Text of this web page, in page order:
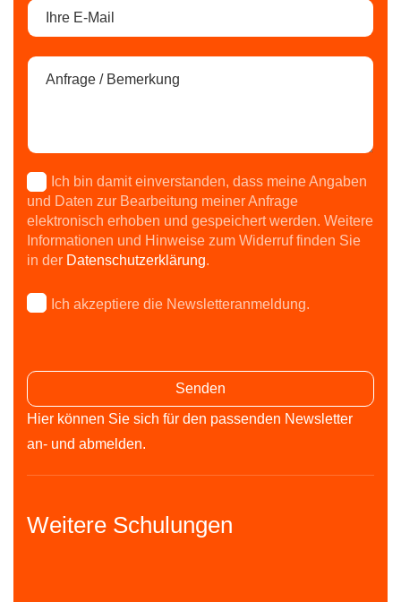
Ich bin damit einverstanden, dass meine Angaben
und Daten zur Bearbeitung meiner Anfrage
elektronisch erhoben und gespeichert werden. Weitere
Informationen und Hinweise zum Widerruf finden Sie
in der Datenschutzerklärung.
Ich akzeptiere die Newsletteranmeldung.
Hier können Sie sich für den passenden Newsletter
an- und abmelden.
Weitere Schulungen